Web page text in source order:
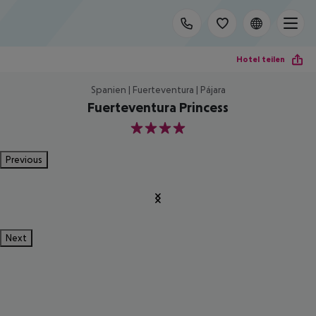
Hotel teilen
Spanien | Fuerteventura | Pájara
Fuerteventura Princess
4
Previous
Next